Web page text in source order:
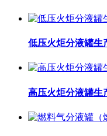
低压火炬分液罐生
高压火炬分液罐生